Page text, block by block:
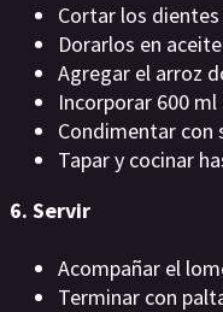
Cortar los
Dorarlos en aceite
Agregar el arroz
Incorporar 600 ml
Condimentar con
Tapar y cocinar
6. Servir
Acompañar el
Terminar con